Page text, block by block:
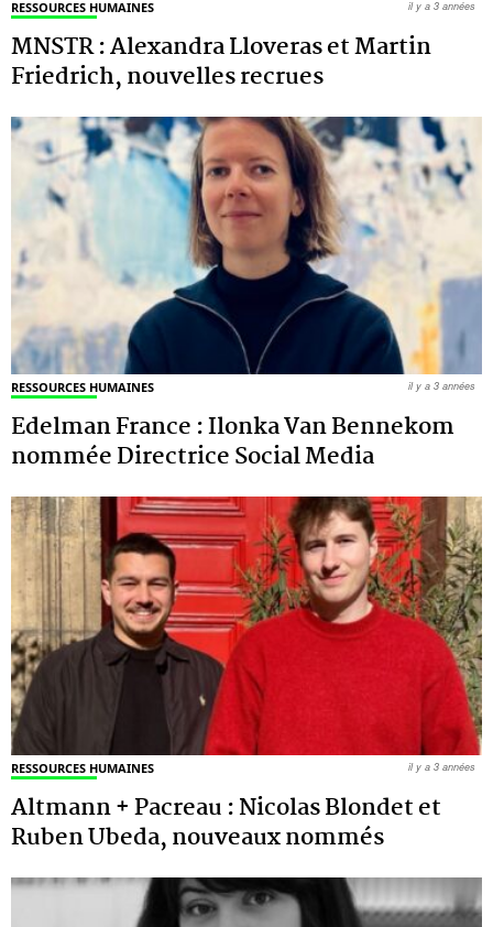
RESSOURCES HUMAINES
MNSTR : Alexandra Lloveras et Martin
Friedrich, nouvelles recrues
il y a 3 années
RESSOURCES HUMAINES
Edelman France : Ilonka Van Bennekom
nommée Directrice Social Media
il y a 3 années
RESSOURCES HUMAINES
Altmann + Pacreau : Nicolas Blondet et
Ruben Ubeda, nouveaux nommés
il y a 3 années